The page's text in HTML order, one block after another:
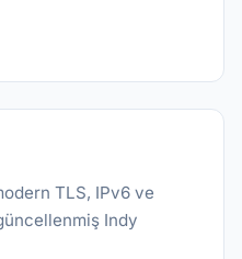
TLS, IPv6 ve
Indy